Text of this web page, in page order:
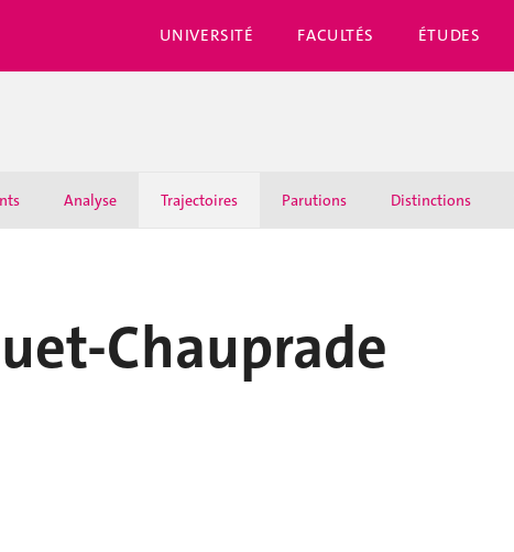
UNIVERSITÉ FACULTÉS ÉTUDES
Analyse Trajectoires Parutions Distinctions
Chauprade